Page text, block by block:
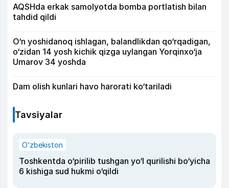
AQSHda erkak samolyotda bomba portlatish bilan
tahdid qildi
O‘n yoshidanoq ishlagan, balandlikdan qo‘rqadigan,
o‘zidan 14 yosh kichik qizga uylangan Yorqinxo‘ja
Umarov 34 yoshda
Dam olish kunlari havo harorati ko‘tariladi
Tavsiyalar
O‘zbekiston
Toshkentda o‘pirilib tushgan yo‘l qurilishi bo‘yicha
6 kishiga sud hukmi o‘qildi